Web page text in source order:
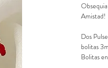
Amistad!
Dos
bolitas
Bolitas